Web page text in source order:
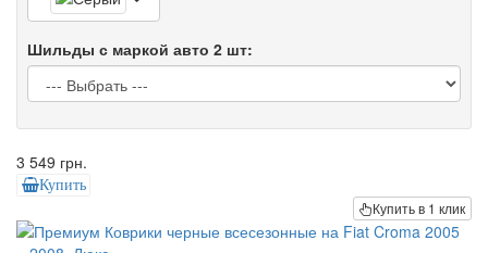
Шильды с маркой авто 2 шт:
3 549 грн.
Купить
Купить в 1 клик